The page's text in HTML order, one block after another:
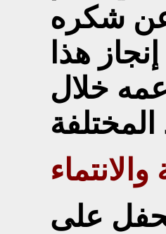
عن شكره
هذا
خلال
على